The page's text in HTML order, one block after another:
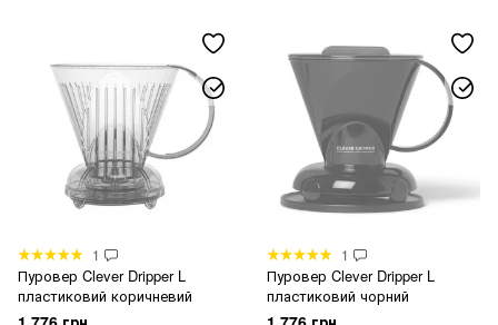
1
Пуровер Clever Dripper L
пластиковий коричневий
1
Пуровер Clever Dripper L
пластиковий чорний